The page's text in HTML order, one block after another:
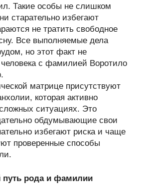
Такие особы не слишком
старательно избегают
не тратить свободное
Все выполняемые дела
но этот факт не
человека с фамилией Воротило
матрице присутствуют
которая активно
ситуациях. Это
обдумывающие свои
избегают риска и чаще
проверенные способы
рода и фамилии